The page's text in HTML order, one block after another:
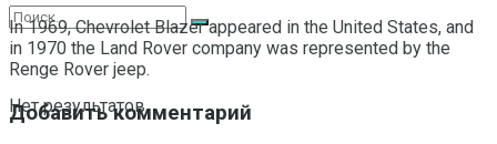
Нет результатов
In 1969, Chevrolet Blazer appeared in the United States, and
in 1970 the Land Rover company was represented by the
Renge Rover jeep.
Добавить комментарий